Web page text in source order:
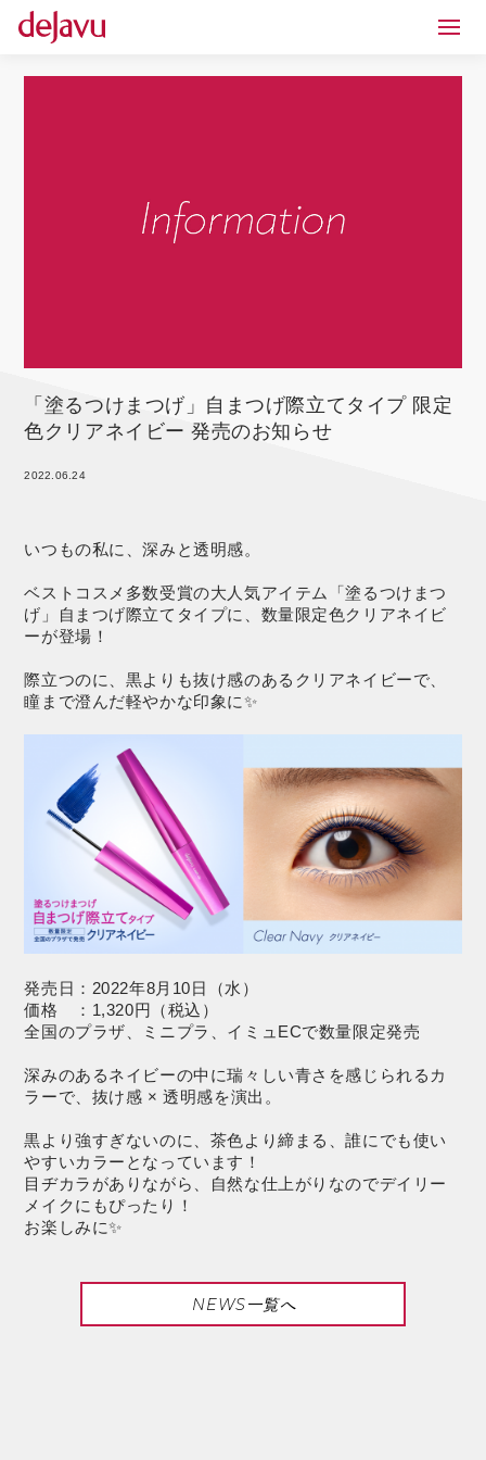
「塗るつけまつげ」自まつげ際立てタイプ 限定
色クリアネイビー 発売のお知らせ
2022.06.24
いつもの私に、深みと透明感。
ベストコスメ多数受賞の大人気アイテム「塗るつけまつ
げ」自まつげ際立てタイプに、数量限定色クリアネイビ
ーが登場！
際立つのに、黒よりも抜け感のあるクリアネイビーで、
瞳まで澄んだ軽やかな印象に✨
発売日：2022年8月10日（水）
価格 ：1,320円（税込）
全国のプラザ、ミニプラ、イミュECで数量限定発売
深みのあるネイビーの中に瑞々しい青さを感じられるカ
ラーで、抜け感 × 透明感を演出。
黒より強すぎないのに、茶色より締まる、誰にでも使い
やすいカラーとなっています！
目ヂカラがありながら、自然な仕上がりなのでデイリー
メイクにもぴったり！
お楽しみに✨
NEWS一覧へ